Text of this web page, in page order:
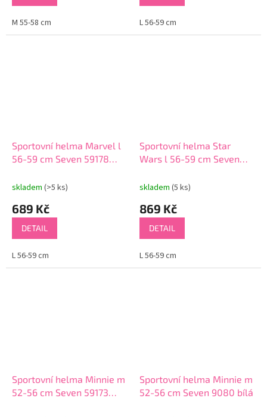
M 55-58 cm L 56-59 cm
Sportovní helma Marvel l
56-59 cm Seven 59178
skladem (>5 ks)
689 Kč
DETAIL
L 56-59 cm
Sportovní helma Star
Wars l 56-59 cm Seven
skladem (5 ks)
869 Kč
DETAIL
L 56-59 cm
Sportovní helma Minnie m
52-56 cm Seven 59173
Sportovní helma Minnie m
52-56 cm Seven 9080 bílá